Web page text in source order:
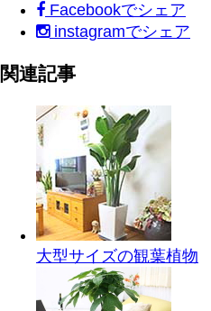
Facebookでシェア
instagramでシェア
関連記事
大型サイズの観葉植物